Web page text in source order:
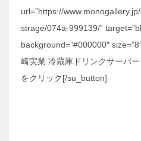
url=”https://
strage/074a-999139/”
background=”#000000″
崎実業 冷蔵庫ドリンクサーバ
をクリック[/su_button]